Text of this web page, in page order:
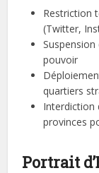
Restriction
(Twitter,
pouvoir
quartiers
Interdiction
provinces
Portrait